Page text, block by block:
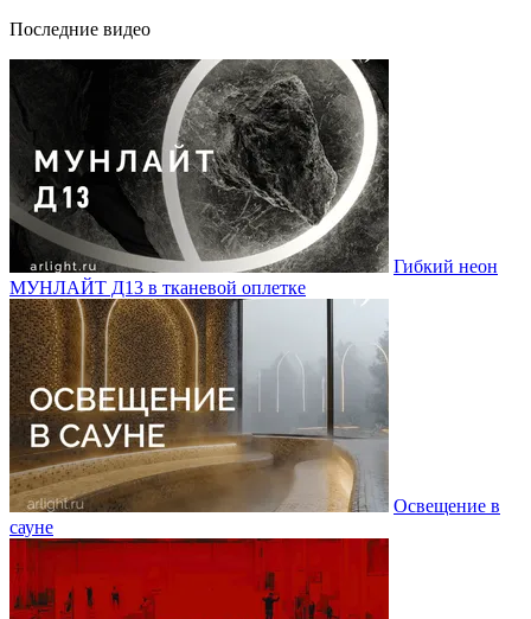
Последние видео
Гибкий неон
МУНЛАЙТ Д13 в тканевой оплетке
Освещение в
сауне